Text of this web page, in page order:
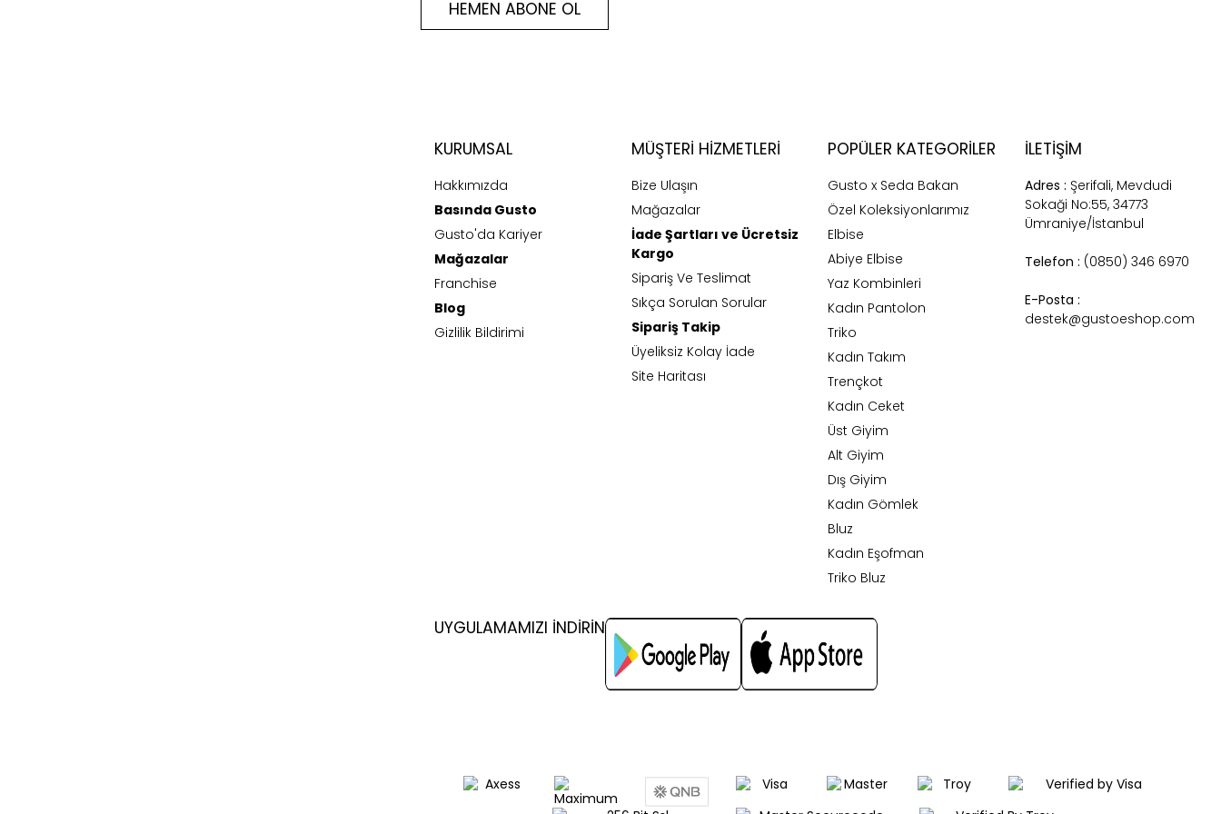
HEMEN ABONE OL
KURUMSAL
Hakkımızda
Basında Gusto
Gusto'da Kariyer
Mağazalar
Franchise
Blog
Gizlilik Bildirimi
MÜŞTERI HIZMETLERI
Bize Ulaşın
Mağazalar
İade Şartları ve Ücretsiz
Kargo
Sipariş Ve Teslimat
Sıkça Sorulan Sorular
Sipariş Takip
Üyeliksiz Kolay İade
Site Haritası
POPÜLER KATEGORILER
Gusto x Seda Bakan
Özel Koleksiyonlarımız
Elbise
Abiye Elbise
Yaz Kombinleri
Kadın Pantolon
Triko
Kadın Takım
Trençkot
Kadın Ceket
Üst Giyim
Alt Giyim
Dış Giyim
Kadın Gömlek
Bluz
Kadın Eşofman
Triko Bluz
İLETİŞİM
Adres : Şerifali, Mevdudi
Sokaği No:55, 34773
Ümraniye/İstanbul
Telefon : (0850) 346 6970
E-Posta :
destek@gustoeshop.com
UYGULAMAMIZI İNDİRİN